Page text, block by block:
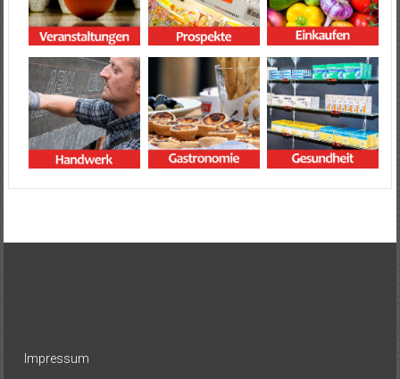
Impressum